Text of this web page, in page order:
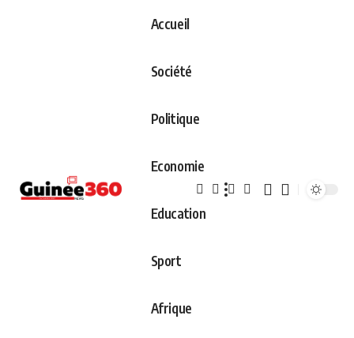
Accueil
Société
Politique
Economie
Education
Sport
Afrique